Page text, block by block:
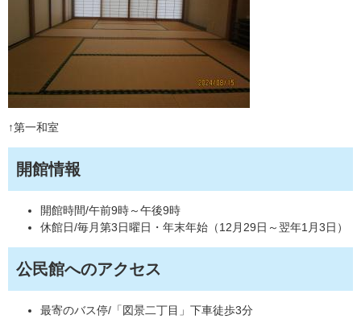
↑第一和室
開館情報
開館時間/午前9時～午後9時
休館日/毎月第3日曜日・年末年始（12月29日～翌年1月3日）
公民館へのアクセス
最寄のバス停/「図景二丁目」下車徒歩3分